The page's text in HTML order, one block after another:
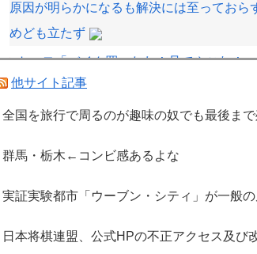
原因が明らかになるも解決には至っておら
めども立たず
トッモ「バイク買ったわ！見てやこれ！
イ「これスクーターじゃん…」
フジテレビ「2026 FORMULA1 サマーブ
送へ
ジムニーノマド買ったオーナーの不具合
海外「日本は特別！」日本の地震支援を
他サイト記事
全国を旅行で周るのが趣味の奴でも最後ま
群馬・栃木←コンビ感あるよな
実証実験都市「ウーブン・シティ」が一般
日本将棋連盟、公式HPの不正アクセス及び